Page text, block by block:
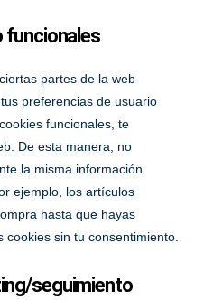
funcionales
partes de la web
preferencias de usuario
funcionales, te
De esta manera, no
la misma información
ejemplo, los artículos
hasta que hayas
cookies sin tu consentimiento.
seguimiento